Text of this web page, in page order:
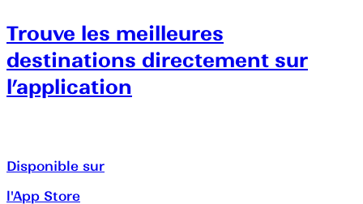
Trouve les meilleures
destinations directement sur
l’application
Disponible sur
l'App Store